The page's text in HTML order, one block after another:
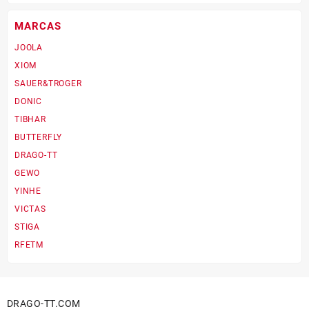
elegir
MARCAS
JOOLA
XIOM
SAUER&TROGER
DONIC
TIBHAR
BUTTERFLY
DRAGO-TT
GEWO
YINHE
VICTAS
STIGA
RFETM
DRAGO-TT.COM